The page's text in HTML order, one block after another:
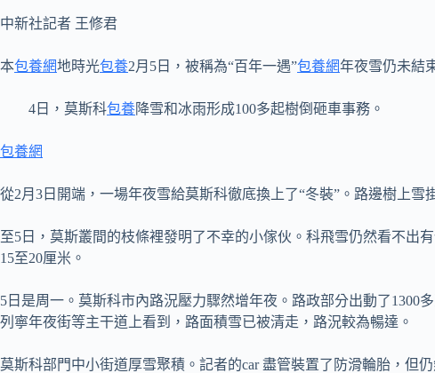
中新社記者 王修君
本包養網地時光包養2月5日，被稱為“百年一遇”包養網年夜雪仍未結
4日，莫斯科包養降雪和冰雨形成100多起樹倒砸車事務。
包養網
從2月3日開端，一場年夜雪給莫斯科徹底換上了“冬裝”。路邊樹上
至5日，莫斯叢間的枝條裡發明了不幸的小傢伙。科飛雪仍然看不出
15至20厘米。
5日是周一。莫斯科市內路況壓力驟然增年夜。路政部分出動了1300
列寧年夜街等主干道上看到，路面積雪已被清走，路況較為暢達。
莫斯科部門中小街道厚雪聚積。記者的car 盡管裝置了防滑輪胎，但